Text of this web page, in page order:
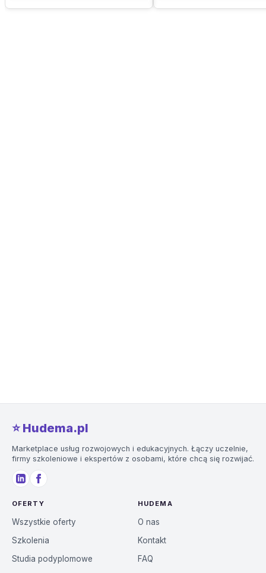
⭐️ Hudema.pl
Marketplace usług rozwojowych i edukacyjnych. Łączy uczelnie,
firmy szkoleniowe i ekspertów z osobami, które chcą się rozwijać.
OFERTY
Wszystkie oferty
Szkolenia
Studia podyplomowe
HUDEMA
O nas
Kontakt
FAQ